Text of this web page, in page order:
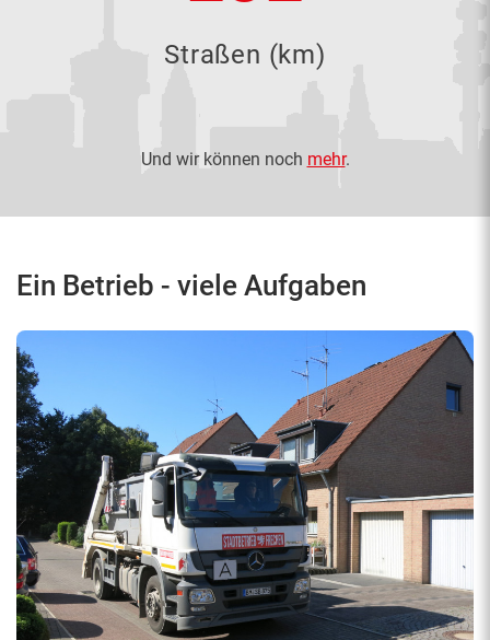
Straßen (km)
Und wir können noch mehr.
Ein Betrieb - viele Aufgaben